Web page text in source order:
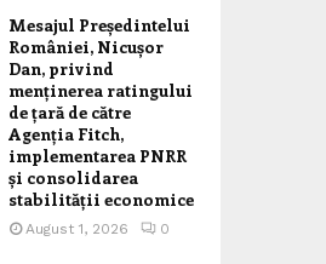
Mesajul Președintelui
României, Nicușor
Dan, privind
menținerea ratingului
de țară de către
Agenția Fitch,
implementarea PNRR
și consolidarea
stabilității economice
August 1, 2026 0